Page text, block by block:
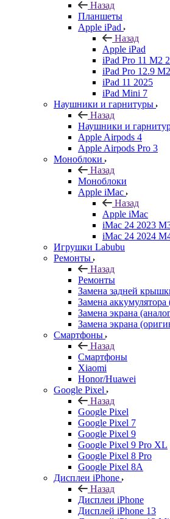
Назад
Планшеты
Apple iPad
Назад
Apple iPad
iPad Pro 11 M2
iPad Pro 12.9
iPad 11 2025
iPad Mini 7
Наушники и гарнитуры
Назад
Наушники и
Apple Airpods 4
Apple Airpods Pro 3
Моноблоки
Назад
Моноблоки
Apple iMac
Назад
Apple iMac
iMac 24 2023
iMac 24 2024
Игрушки Labubu
Ремонты
Назад
Ремонты
Замена задней
Замена
Замена экрана
Замена экрана
Смартфоны
Назад
Смартфоны
Xiaomi
Honor/Huawei
Google Pixel
Назад
Google Pixel
Google Pixel 7
Google Pixel 9
Google Pixel 9 Pro XL
Google Pixel 8 Pro
Google Pixel 8A
Дисплеи iPhone
Назад
Дисплеи iPhone
Дисплей iPhone 13